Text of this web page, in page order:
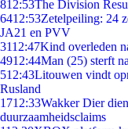
812:53The Division
6412:53Zetelpeiling: 24
JA21 en PVV
3112:47Kind overleden
4912:44Man (25) sterft
512:43Litouwen vindt
Rusland
1712:33Wakker Dier
duurzaamheidsclaims